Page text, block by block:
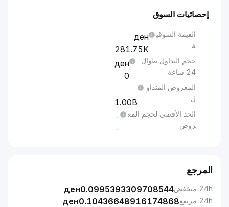
إحصائيات السوق
القيمة السوقي
ة
281.75K
حجم التداول طوال
24 ساعة
0
المعروض المتداو
ل
1.00B
الحد الأقصى لحجم المع
روض
-
-
المرجع
24h منخفض ден0.0995393309708544
24h مرتفع ден0.10436648916174868